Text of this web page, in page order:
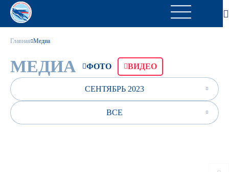
Главная Медиа
МЕДИА ФОТО ВИДЕО
СЕНТЯБРЬ 2023
ВСЕ